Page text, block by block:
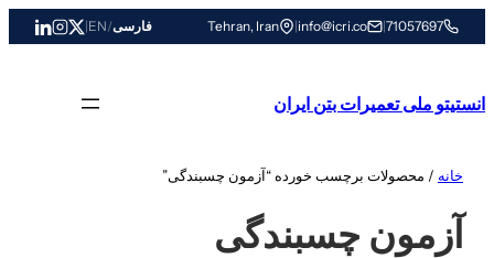
به
71057697
|
info@icri.co
|
Tehran, Iran فارسی/
EN
|
انستیتو ملی تعمیرات بتن ایران
خانه / محصولات برچسب خورده “آزمون چسبندگی”
آزمون چسبندگی